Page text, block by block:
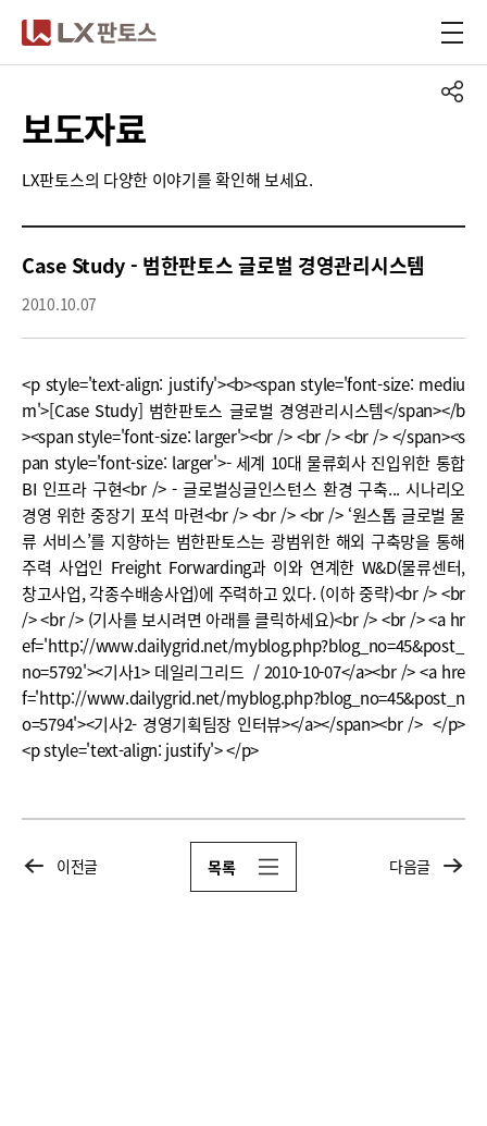
보도자료
LX판토스의 다양한 이야기를 확인해 보세요.
Case Study - 범한판토스 글로벌 경영관리시스템
2010.10.07
<p style='text-align: justify'><b><span style='font-size: mediu
m'>[Case Study] 범한판토스 글로벌 경영관리시스템</span></b
><span style='font-size: larger'><br /> <br /> <br /> </span><s
pan style='font-size: larger'>- 세계 10대 물류회사 진입위한 통합
BI 인프라 구현<br /> - 글로벌싱글인스턴스 환경 구축... 시나리오
경영 위한 중장기 포석 마련<br /> <br /> <br /> ‘원스톱 글로벌 물
류 서비스’를 지향하는 범한판토스는 광범위한 해외 구축망을 통해
주력 사업인 Freight Forwarding과 이와 연계한 W&D(물류센터,
창고사업, 각종수배송사업)에 주력하고 있다. (이하 중략)<br /> <br
/> <br /> (기사를 보시려면 아래를 클릭하세요)<br /> <br /> <a hr
ef='http://www.dailygrid.net/myblog.php?blog_no=45&post_
no=5792'><기사1> 데일리그리드 / 2010-10-07</a><br /> <a hre
f='http://www.dailygrid.net/myblog.php?blog_no=45&post_n
o=5794'><기사2- 경영기획팀장 인터뷰></a></span><br /> </p>
<p style='text-align: justify'> </p>
목록
이전글 다음글